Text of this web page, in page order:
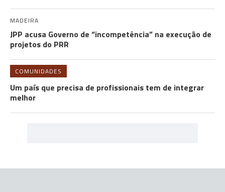
MADEIRA
JPP acusa Governo de “incompetência” na execução de
projetos do PRR
COMUNIDADES
Um país que precisa de profissionais tem de integrar
melhor